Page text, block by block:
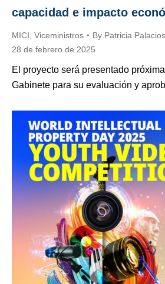
capacidad e impacto
MICI Viceministros By Patricia Palacios
28 de febrero de 2025
El proyecto será presentado
Gabinete para su evaluación y